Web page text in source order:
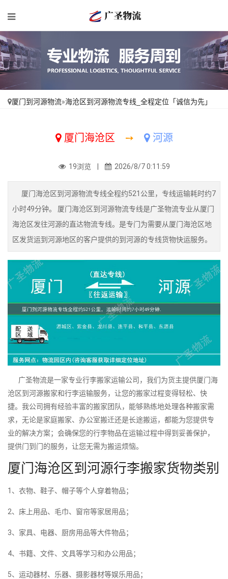
厦门到河源物流»海沧区到河源物流专线_全程定位「诚信为先」
厦门海沧区 ➙ 河源
19浏览 | 2026/8/7 0:11:59
厦门海沧区到河源物流专线全程约521公里，专线运输耗时约7
小时49分钟。 厦门海沧区到河源物流专线是广圣物流专业从厦门
海沧区发往河源的直达物流专线。是专门为需要从厦门海沧区地
区发货运到河源地区的客户提供的到河源的专线货物快运服务。
广圣物流是一家专业行李搬家运输公司，我们为货主提供厦门海
沧区到河源搬家和行李运输服务，让您的搬家过程变得轻松、快
捷。我公司拥有经验丰富的搬家团队，能够熟练地处理各种搬家需
求，无论是家庭搬家、办公室搬迁还是长途搬运，都能为您提供专
业的解决方案；会确保您的行李物品在运输过程中得到妥善保护，
提供门到门的服务，让您无需为搬运烦恼。
厦门海沧区到河源行李搬家货物类别
1、衣物、鞋子、帽子等个人穿着物品；
2、床上用品、毛巾、窗帘等家居用品；
3、家具、电器、厨房用品等大件物品；
4、书籍、文件、文具等学习和办公用品；
5、运动器材、乐器、摄影器材等娱乐用品；